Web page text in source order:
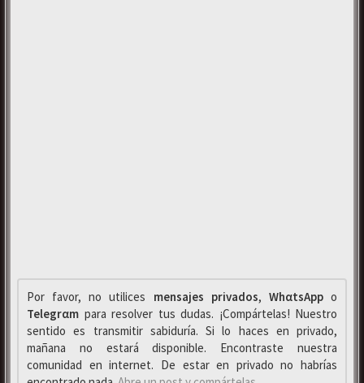
Por favor, no utilices mensajes privados, WhαtsAppo
Telegrαm para resolver tus dudas. ¡Compártelas! Nuestro
sentido es transmitir sabiduría. Si lo haces en privado,
mañana no estará disponible. Encontraste nuestra
comunidad en internet. De estar en privado no habrías